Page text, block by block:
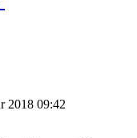
2018 09:42